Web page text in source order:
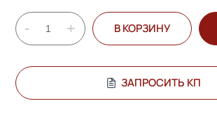
- + В КОРЗИНУ
ЗАПРОСИТЬ КП